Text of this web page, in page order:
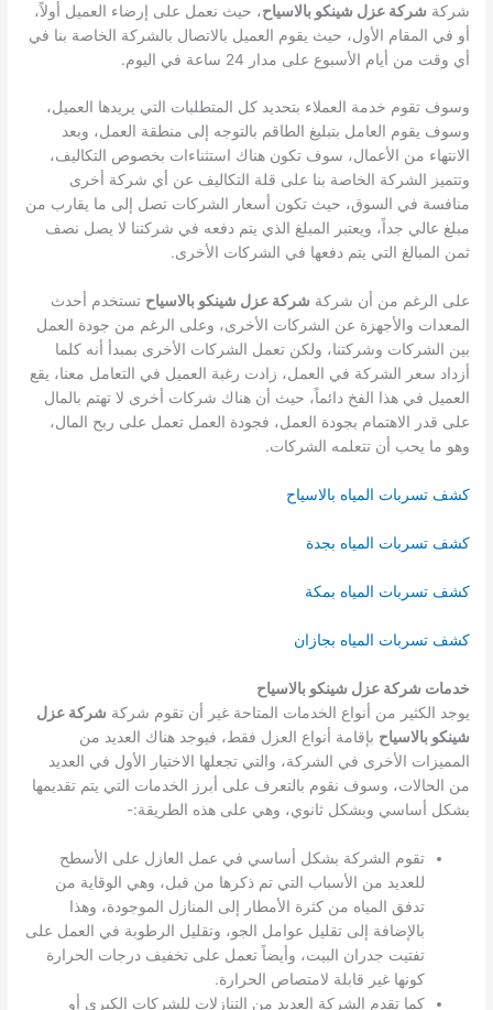
شركة شركة عزل شينكو بالاسياح، حيث نعمل على إرضاء العميل أولاً،
أو في المقام الأول، حيث يقوم العميل بالاتصال بالشركة الخاصة بنا في
أي وقت من أيام الأسبوع على مدار 24 ساعة في اليوم.
وسوف تقوم خدمة العملاء بتحديد كل المتطلبات التي يريدها العميل،
وسوف يقوم العامل بتبليغ الطاقم بالتوجه إلى منطقة العمل، وبعد
الانتهاء من الأعمال، سوف تكون هناك استثناءات بخصوص التكاليف،
وتتميز الشركة الخاصة بنا على قلة التكاليف عن أي شركة أخرى
منافسة في السوق، حيث تكون أسعار الشركات تصل إلى ما يقارب من
مبلغ عالي جداً، ويعتبر المبلغ الذي يتم دفعه في شركتنا لا يصل نصف
ثمن المبالغ التي يتم دفعها في الشركات الأخرى.
على الرغم من أن شركة شركة عزل شينكو بالاسياح تستخدم أحدث
المعدات والأجهزة عن الشركات الأخرى، وعلى الرغم من جودة العمل
بين الشركات وشركتنا، ولكن تعمل الشركات الأخرى بمبدأ أنه كلما
أزداد سعر الشركة في العمل، زادت رغبة العميل في التعامل معنا، يقع
العميل في هذا الفخ دائماً، حيث أن هناك شركات أخرى لا تهتم بالمال
على قدر الاهتمام بجودة العمل، فجودة العمل تعمل على ربح المال،
وهو ما يحب أن تتعلمه الشركات.
كشف تسربات المياه بالاسياح
كشف تسربات المياه بجدة
كشف تسربات المياه بمكة
كشف تسربات المياه بجازان
خدمات شركة عزل شينكو بالاسياح
يوجد الكثير من أنواع الخدمات المتاحة غير أن تقوم شركة شركة عزل
شينكو بالاسياح بإقامة أنواع العزل فقط، فيوجد هناك العديد من
المميزات الأخرى في الشركة، والتي تجعلها الاختيار الأول في العديد
من الحالات، وسوف نقوم بالتعرف على أبرز الخدمات التي يتم تقديمها
بشكل أساسي وبشكل ثانوي، وهي على هذه الطريقة:-
تقوم الشركة بشكل أساسي في عمل العازل على الأسطح
للعديد من الأسباب التي تم ذكرها من قبل، وهي الوقاية من
تدفق المياه من كثرة الأمطار إلى المنازل الموجودة، وهذا
بالإضافة إلى تقليل عوامل الجو، وتقليل الرطوبة في العمل على
تفتيت جدران البيت، وأيضاً تعمل على تخفيف درجات الحرارة
كونها غير قابلة لامتصاص الحرارة.
كما تقدم الشركة العديد من التنازلات للشركات الكبرى أو